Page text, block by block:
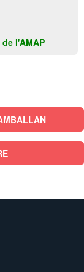
l'AMAP